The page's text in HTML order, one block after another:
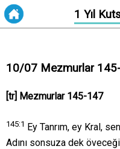
1 Yıl
10/07 Mezmurlar
[tr] Mezmurlar 145-147
145:1 Ey Tanrım, ey Kral,
Adını sonsuza dek